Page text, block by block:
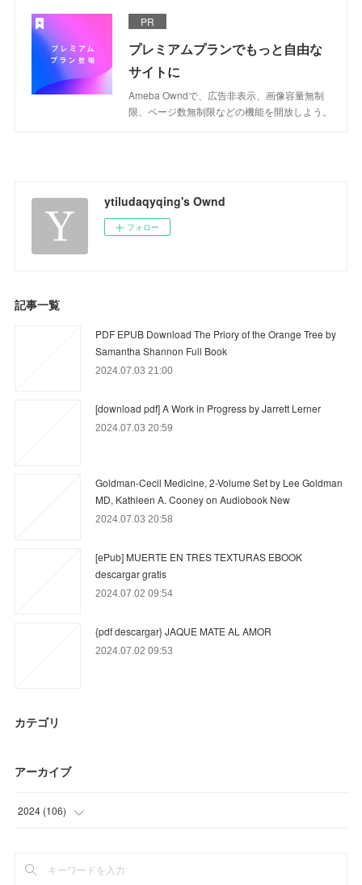
PR
プレミアムプランでもっと自由な
サイトに
Ameba Owndで、広告非表示、画像容量無制
限、ページ数無制限などの機能を開放しよう。
ytiludaqyqing's Ownd
フォロー
記事一覧
PDF EPUB Download The Priory of the Orange Tree by
Samantha Shannon Full Book
2024.07.03 21:00
[download pdf] A Work in Progress by Jarrett Lerner
2024.07.03 20:59
Goldman-Cecil Medicine, 2-Volume Set by Lee Goldman
MD, Kathleen A. Cooney on Audiobook New
2024.07.03 20:58
[ePub] MUERTE EN TRES TEXTURAS EBOOK
descargar gratis
2024.07.02 09:54
{pdf descargar} JAQUE MATE AL AMOR
2024.07.02 09:53
カテゴリ
アーカイブ
2024 (106)
(